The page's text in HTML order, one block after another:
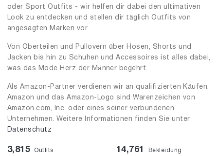
oder Sport Outfits - wir helfen dir dabei den ultimativen
Look zu entdecken und stellen dir täglich Outfits von
angesagten Marken vor.
Von Oberteilen und Pullovern über Hosen, Shorts und
Jacken bis hin zu Schuhen und Accessoires ist alles dabei,
was das Mode Herz der Männer begehrt.
Als Amazon-Partner verdienen wir an qualifizierten Käufen.
Amazon und das Amazon-Logo sind Warenzeichen von
Amazon.com, Inc. oder eines seiner verbundenen
Unternehmen. Weitere Informationen finden Sie unter
Datenschutz
3,815 Outfits 14,761 Bekleidung